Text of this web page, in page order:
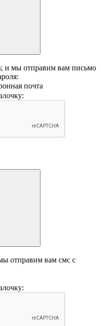
и мы отправим вам письмо
почта
отправим вам смс с